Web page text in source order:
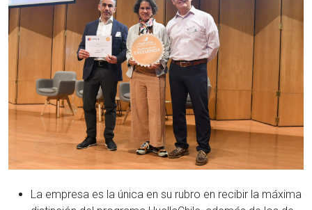
La empresa es la única en su rubro en recibir la máxima